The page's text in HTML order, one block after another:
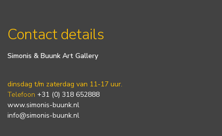
Contact details
Simonis & Buunk Art Gallery
dinsdag t/m zaterdag van 11-17 uur.
Telefoon +31 (0) 318 652888
www.simonis-buunk.nl
info@simonis-buunk.nl